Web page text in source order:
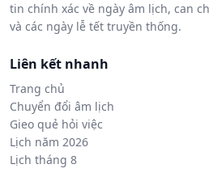
tin chính xác về ngày âm lịch, can
và các ngày lễ tết truyền thống.
Liên kết nhanh
Trang chủ
Chuyển đổi âm lịch
Gieo quẻ hỏi việc
Lịch năm 2026
Lịch tháng 8